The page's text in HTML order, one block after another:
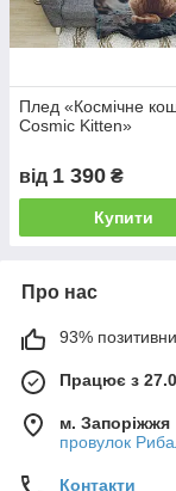
Плед «Космічне
Cosmic Kitten»
від 1 390 ₴
Купити
Про нас
93%
Працює з
м. Запоріжжя
провулок
Контакти